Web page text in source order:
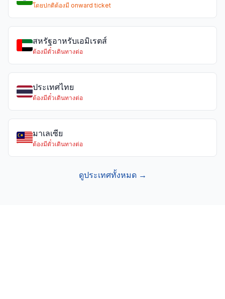
โดยปกติต้องมี onward ticket
สหรัฐอาหรับเอมิเรตส์
ต้องมีตั๋วเดินทางต่อ
ประเทศไทย
ต้องมีตั๋วเดินทางต่อ
มาเลเซีย
ต้องมีตั๋วเดินทางต่อ
ดูประเทศทั้งหมด →